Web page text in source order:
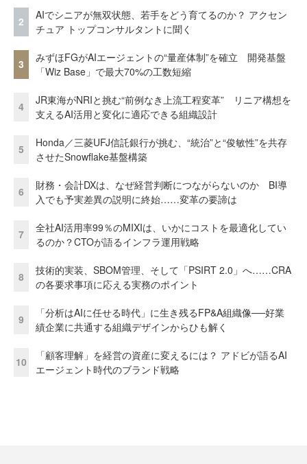
2
AIでシニアが無双状態、若手をどう育てるのか？ アクセン
チュア トップコンサルタントに聞く
3
みずほFGがAIエージェントの“量産体制”を確立 開発基盤
「Wiz Base」で最大70%の工数短縮
4
JR東海がNRIと挑む“前例なき上流工程変革” リニア構想を
支えるAI活用と変化に適応できる組織設計
5
Honda／三菱UFJ信託銀行が挑む、“統治”と“俊敏性”を共存
させたSnowflake基盤構築
6
財務・会計DXは、なぜ経営判断につながらないのか BI導
入でも予実差異の説明に終始……変革の要諦は
7
全社AI活用率99％のMIXIは、いかにコストを最適化してい
るのか？CTOが語るインフラ運用戦略
8
技術的実装、SBOM管理、そして「PSIRT 2.0」へ……CRA
の各要求事項に応える実務のポイント
9
「分析はAIに任せる時代」に生き残るFP&A組織像──好業
績企業に共通する組織デザインからひも解く
10
「顧客理解」を経営の資産に変えるには？ アドビが語るAI
エージェント時代のブランド戦略